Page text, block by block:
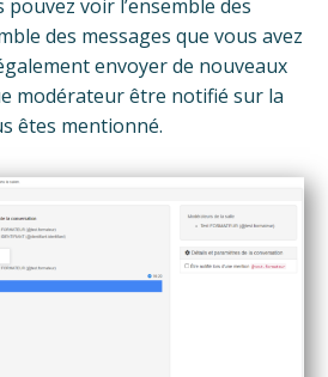
voir l’ensemble des
des messages que vous avez
envoyer de nouveaux
modérateur être notifié sur la
êtes mentionné.